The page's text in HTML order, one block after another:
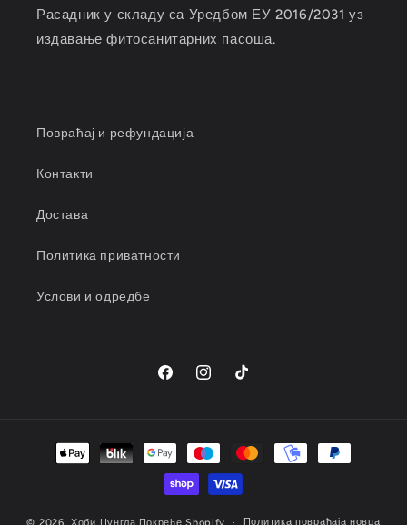
Расадник у складу са Уредбом ЕУ 2016/2031 уз
издавање фитосанитарних пасоша.
Повраћај и рефундација
Контакти
Достава
Политика приватности
Услови и одредбе
ФејсбукИнстаграм
ТикТок
Начини
плаћања
© 2026,Хоби Џунгла Покреће Shopify Политика повраћаја новца